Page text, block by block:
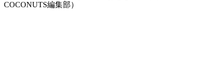
COCONUTS編集部）